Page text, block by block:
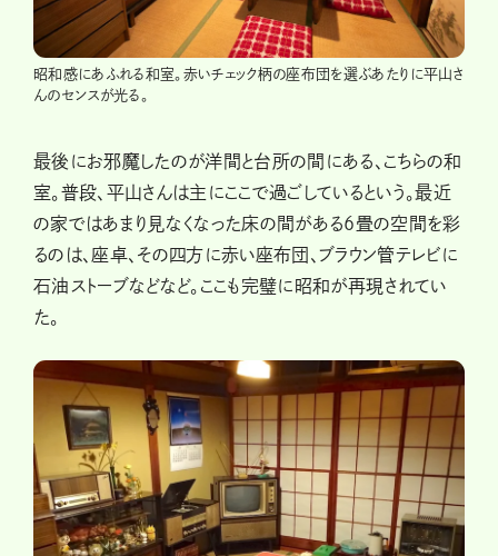
昭和感にあふれる和室。赤いチェック柄の座布団を選ぶあたりに平山さ
んのセンスが光る。
最後にお邪魔したのが洋間と台所の間にある、こちらの和
室。普段、平山さんは主にここで過ごしているという。最近
の家ではあまり見なくなった床の間がある6畳の空間を彩
るのは、座卓、その四方に赤い座布団、ブラウン管テレビに
石油ストーブなどなど。ここも完璧に昭和が再現されてい
た。